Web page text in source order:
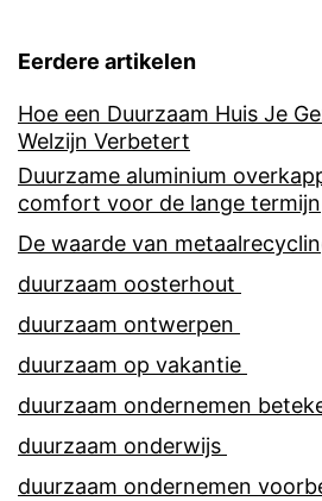
Eerdere artikelen
Hoe een Duurzaam Huis Je
Welzijn Verbetert
Duurzame aluminium
comfort voor de lange termijn
De waarde van
duurzaam oosterhout
duurzaam ontwerpen
duurzaam op vakantie
duurzaam ondernemen
duurzaam onderwijs
duurzaam ondernemen